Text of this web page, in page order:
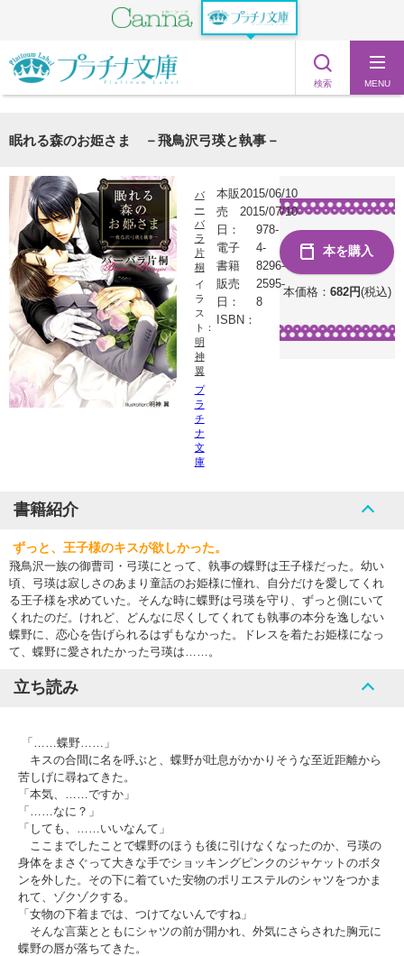
検索 MENU
眠れる森のお姫さま －飛鳥沢弓瑛と執事－
バ
ー
バ
ラ
片
桐
イ
ラ
ス
ト：
明
神
翼
プ
ラ
チ
ナ
文
庫
本を購入
本価格： 682円(税込)
本販
売
日：
2015/06/10
電子
書籍
販売
日：
2015/07/10
ISBN：
978-
4-
8296-
2595-
8
書籍紹介
ずっと、王子様のキスが欲しかった。
飛鳥沢一族の御曹司・弓瑛にとって、執事の蝶野は王子様だった。幼い
頃、弓瑛は寂しさのあまり童話のお姫様に憧れ、自分だけを愛してくれ
る王子様を求めていた。そんな時に蝶野は弓瑛を守り、ずっと側にいて
くれたのだ。けれど、どんなに尽くしてくれても執事の本分を逸しない
蝶野に、恋心を告げられるはずもなかった。ドレスを着たお姫様になっ
て、蝶野に愛されたかった弓瑛は……。
立ち読み
「……蝶野……」
キスの合間に名を呼ぶと、蝶野が吐息がかかりそうな至近距離から
苦しげに尋ねてきた。
「本気、……ですか」
「……なに？」
「しても、……いいなんて」
ここまでしたことで蝶野のほうも後に引けなくなったのか、弓瑛の
身体をまさぐって大きな手でショッキングピンクのジャケットのボタ
ンを外した。その下に着ていた安物のポリエステルのシャツをつかま
れて、ゾクゾクする。
「女物の下着までは、つけてないんですね」
そんな言葉とともにシャツの前が開かれ、外気にさらされた胸元に
蝶野の唇が落ちてきた。